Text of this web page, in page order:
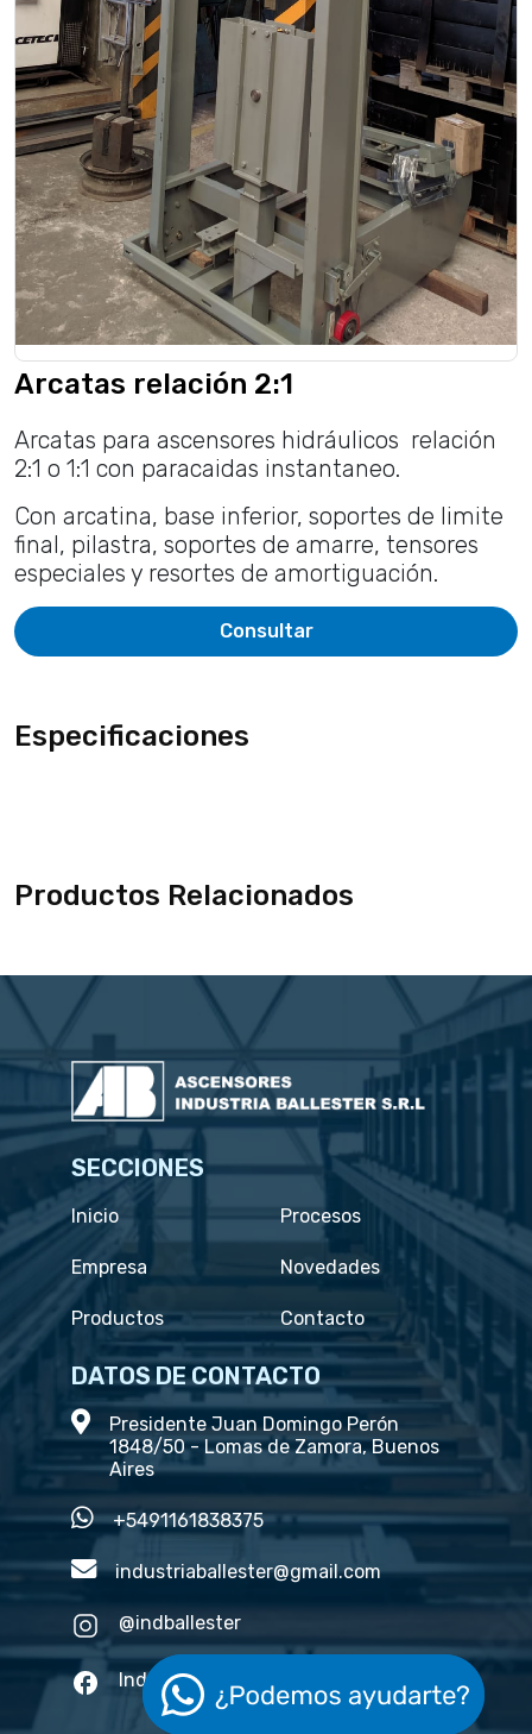
Arcatas relación 2:1
Arcatas para ascensores hidráulicos relación
2:1 o 1:1 con paracaidas instantaneo.
Con arcatina, base inferior, soportes de limite
final, pilastra, soportes de amarre, tensores
especiales y resortes de amortiguación.
Consultar
Especificaciones
Productos Relacionados
SECCIONES
Inicio
Empresa
Productos
Procesos
Novedades
Contacto
DATOS DE CONTACTO
Presidente Juan Domingo Perón
1848/50 - Lomas de Zamora, Buenos
Aires
+5491161838375
industriaballester@gmail.com
@indballester
Industria ballester